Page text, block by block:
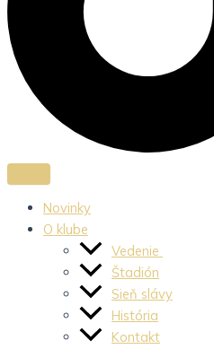
Novinky
O klube
Vedenie
Štadión
Sieň slávy
História
Kontakt